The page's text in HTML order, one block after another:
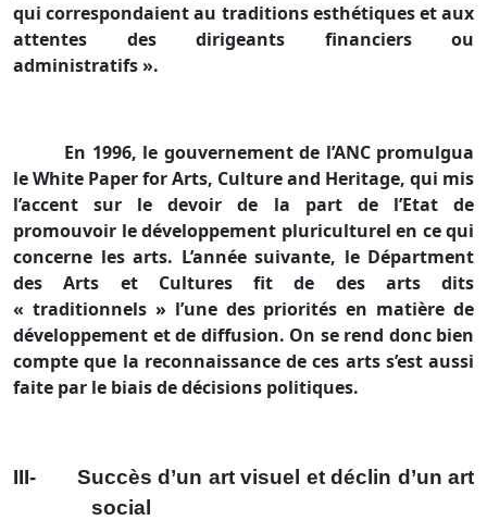
qui correspondaient au traditions esthétiques et aux
attentes des dirigeants financiers ou
administratifs ».
En 1996, le gouvernement de l’ANC promulgua
le White Paper for Arts, Culture and Heritage, qui mis
l’accent sur le devoir de la part de l’Etat de
promouvoir le développement pluriculturel en ce qui
concerne les arts. L’année suivante, le Départment
des Arts et Cultures fit de des arts dits
« traditionnels » l’une des priorités en matière de
développement et de diffusion. On se rend donc bien
compte que la reconnaissance de ces arts s’est aussi
faite par le biais de décisions politiques.
III-
Succès d’un art visuel et déclin d’un art
social